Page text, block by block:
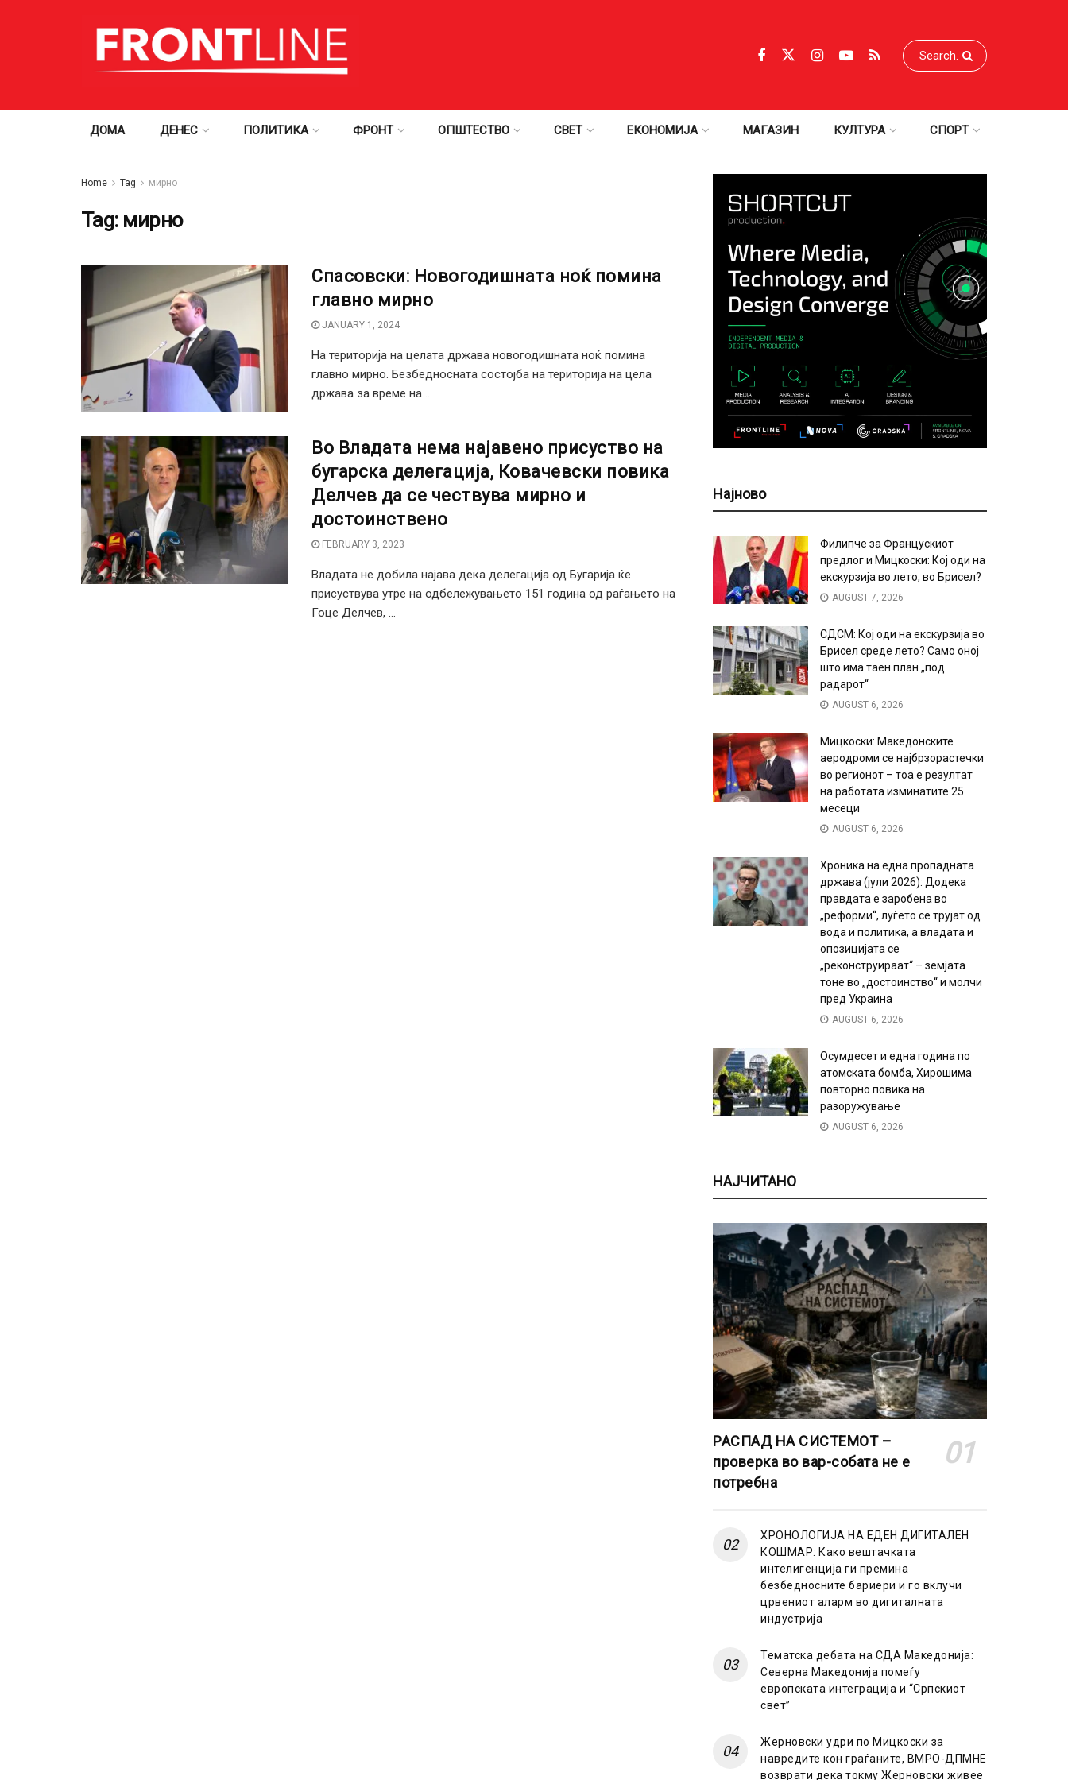
ДОМА ДЕНЕС ПОЛИТИКА ФРОНТ ОПШТЕСТВО СВЕТ ЕКОНОМИЈА МАГАЗИН КУЛТУРА СПОРТ
Home Tag мирно
Tag: мирно
Спасовски: Новогодишната ноќ помина
главно мирно
JANUARY 1, 2024
На територија на целата држава новогодишната ноќ помина
главно мирно. Безбедносната состојба на територија на цела
држава за време на ...
Во Владата нема најавено присуство на
бугарска делегација, Ковачевски повика
Делчев да се чествува мирно и
достоинствено
FEBRUARY 3, 2023
Владата не добила најава дека делегација од Бугарија ќе
присуствува утре на одбележувањето 151 година од раѓањето на
Гоце Делчев, ...
Најново
Филипче за Францускиот
предлог и Мицкоски: Кој оди на
екскурзија во лето, во Брисел?
AUGUST 7, 2026
СДСМ: Кој оди на екскурзија во
Брисел среде лето? Само оној
што има таен план „под
радарот“
AUGUST 6, 2026
Мицкоски: Македонските
аеродроми се најбрзорастечки
во регионот – тоа е резултат
на работата изминатите 25
месеци
AUGUST 6, 2026
Хроника на една пропадната
држава (јули 2026): Додека
правдата е заробена во
„реформи“, луѓето се трујат од
вода и политика, а владата и
опозицијата се
„реконструираат“ – земјата
тоне во „достоинство“ и молчи
пред Украина
AUGUST 6, 2026
Осумдесет и една година по
атомската бомба, Хирошима
повторно повика на
разоружување
AUGUST 6, 2026
НАЈЧИТАНО
РАСПАД НА СИСТЕМОТ –
проверка во вар-собата не е
потребна
ХРОНОЛОГИЈА НА ЕДЕН ДИГИТАЛЕН
КОШМАР: Како вештачката
интелигенција ги премина
безбедносните бариери и го вклучи
црвениот аларм во дигиталната
индустрија
Тематска дебата на СДА Македонија:
Северна Македонија помеѓу
европската интеграција и “Српскиот
свет”
Жерновски удри по Мицкоски за
навредите кон граѓаните, ВМРО-ДПМНЕ
возврати дека токму Жерновски живее